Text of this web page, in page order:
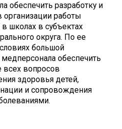
обеспечить разработку и
организации работы
школах в субъектах
округа. По ее
большой
обеспечить
вопросов
здоровья детей,
и сопровождения